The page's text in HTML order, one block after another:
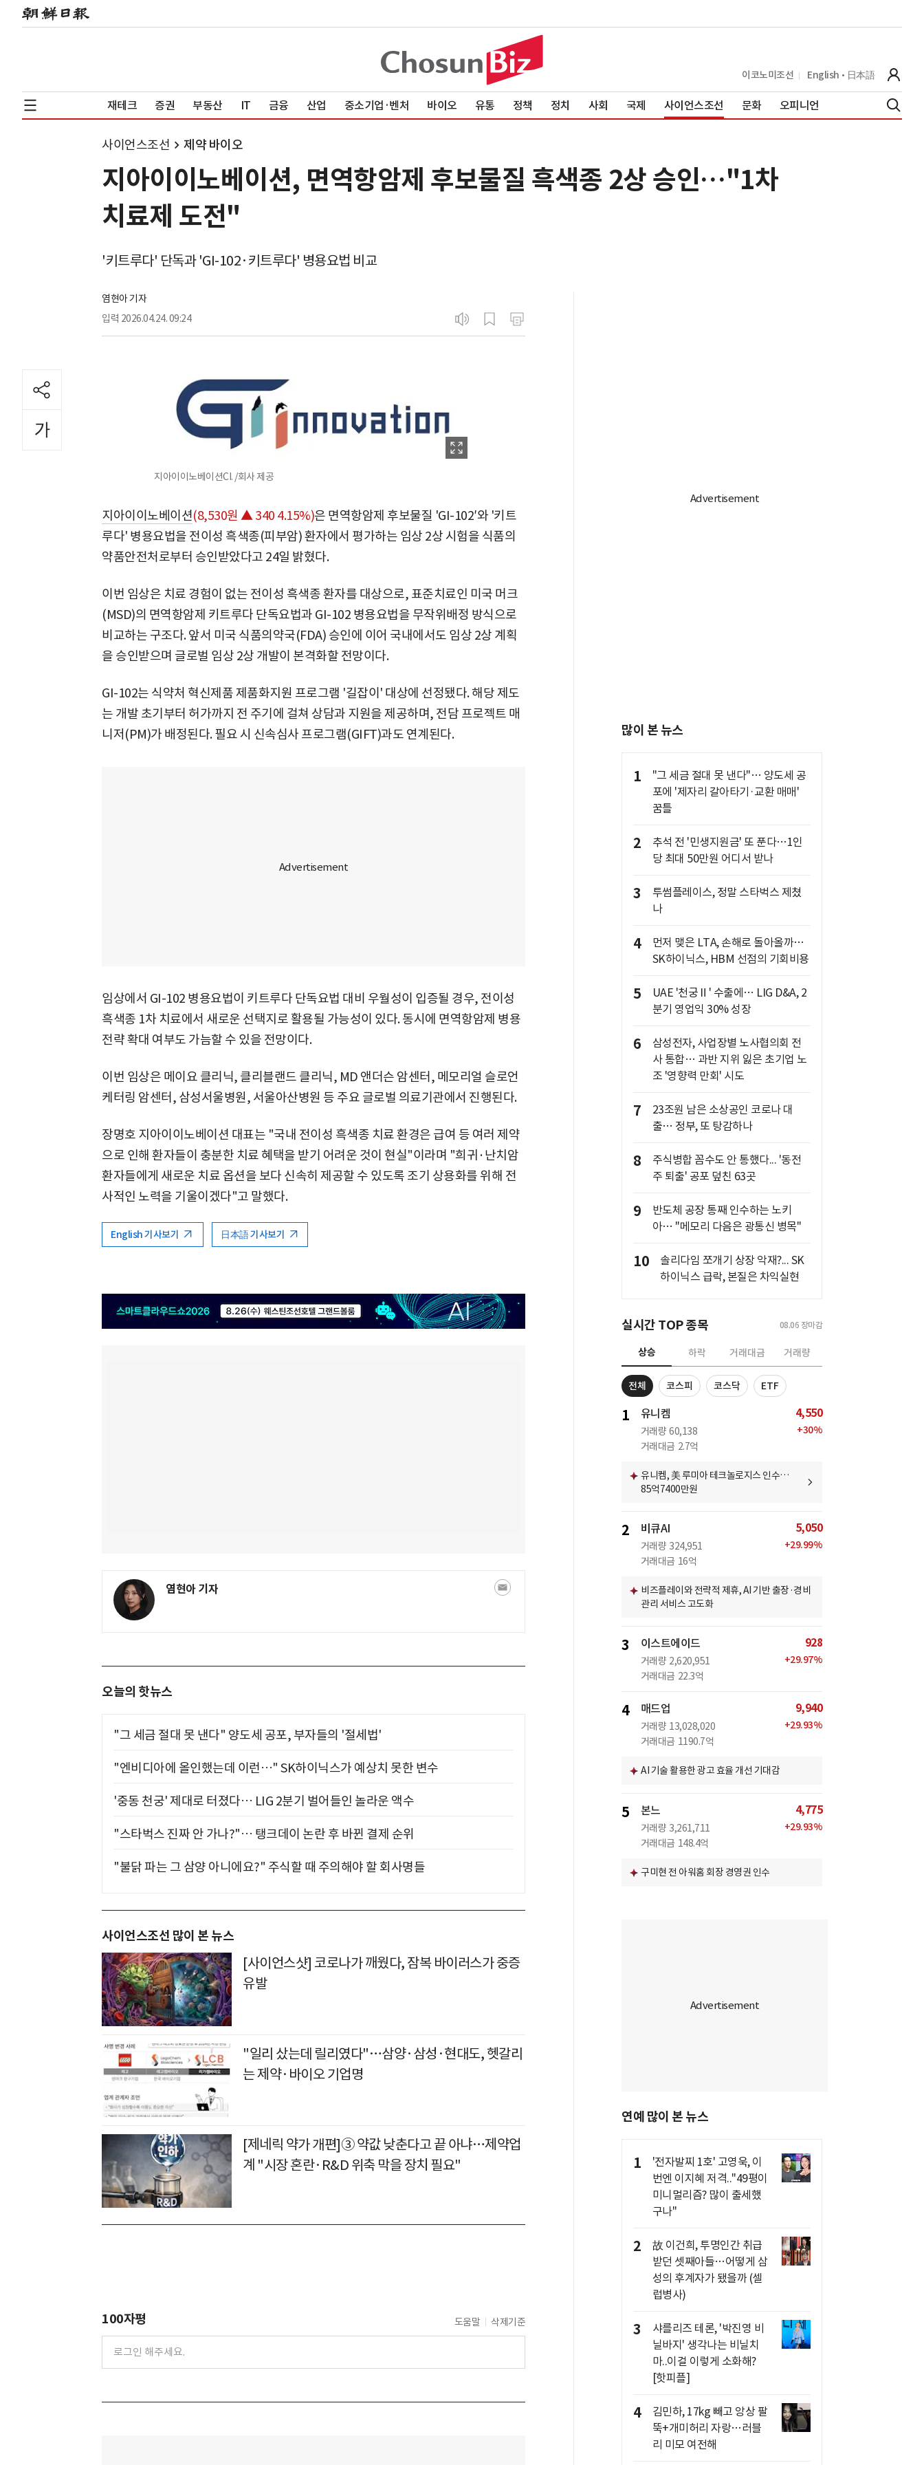
이코노미조선 English 日本語
재테크 증권 부동산 IT 금융 산업 중소기업·벤처 바이오 유통 정책 정치 사회 국제 사이언스조선 문화 오피니언
사이언스조선 제약 바이오
지아이이노베이션, 면역항암제 후보물질 흑색종 2상 승인…"1차
치료제 도전"
'키트루다' 단독과 'GI-102·키트루다' 병용요법 비교
염현아 기자
입력 2026.04.24. 09:24
지아이이노베이션CI. /회사 제공
지아이이노베이션(8,530원 ▲ 340 4.15%)은 면역항암제 후보물질 'GI-102′와 '키트
루다' 병용요법을 전이성 흑색종(피부암) 환자에서 평가하는 임상 2상 시험을 식품의
약품안전처로부터 승인받았다고 24일 밝혔다.
이번 임상은 치료 경험이 없는 전이성 흑색종 환자를 대상으로, 표준치료인 미국 머크
(MSD)의 면역항암제 키트루다 단독요법과 GI-102 병용요법을 무작위배정 방식으로
비교하는 구조다. 앞서 미국 식품의약국(FDA) 승인에 이어 국내에서도 임상 2상 계획
을 승인받으며 글로벌 임상 2상 개발이 본격화할 전망이다.
GI-102는 식약처 혁신제품 제품화지원 프로그램 '길잡이' 대상에 선정됐다. 해당 제도
는 개발 초기부터 허가까지 전 주기에 걸쳐 상담과 지원을 제공하며, 전담 프로젝트 매
니저(PM)가 배정된다. 필요 시 신속심사 프로그램(GIFT)과도 연계된다.
임상에서 GI-102 병용요법이 키트루다 단독요법 대비 우월성이 입증될 경우, 전이성
흑색종 1차 치료에서 새로운 선택지로 활용될 가능성이 있다. 동시에 면역항암제 병용
전략 확대 여부도 가늠할 수 있을 전망이다.
이번 임상은 메이요 클리닉, 클리블랜드 클리닉, MD 앤더슨 암센터, 메모리얼 슬로언
케터링 암센터, 삼성서울병원, 서울아산병원 등 주요 글로벌 의료기관에서 진행된다.
장명호 지아이이노베이션 대표는 "국내 전이성 흑색종 치료 환경은 급여 등 여러 제약
으로 인해 환자들이 충분한 치료 혜택을 받기 어려운 것이 현실"이라며 "희귀·난치암
환자들에게 새로운 치료 옵션을 보다 신속히 제공할 수 있도록 조기 상용화를 위해 전
사적인 노력을 기울이겠다"고 말했다.
English 기사보기 日本語 기사보기
염현아 기자
오늘의 핫뉴스
"그 세금 절대 못 낸다" 양도세 공포, 부자들의 '절세법'
"엔비디아에 올인했는데 이런…" SK하이닉스가 예상치 못한 변수
'중동 천궁' 제대로 터졌다… LIG 2분기 벌어들인 놀라운 액수
"스타벅스 진짜 안 가나?"… 탱크데이 논란 후 바뀐 결제 순위
"불닭 파는 그 삼양 아니에요?" 주식할 때 주의해야 할 회사명들
사이언스조선 많이 본 뉴스
[사이언스샷] 코로나가 깨웠다, 잠복 바이러스가 중증
유발
"일리 샀는데 릴리였다"…삼양·삼성·현대도, 헷갈리
는 제약·바이오 기업명
[제네릭 약가 개편]③ 약값 낮춘다고 끝 아냐…제약업
계 "시장 혼란·R&D 위축 막을 장치 필요"
100자평 도움말 삭제기준
많이 본 뉴스
1
"그 세금 절대 못 낸다"… 양도세 공
포에 '제자리 갈아타기·교환 매매'
꿈틀
2
추석 전 '민생지원금' 또 푼다…1인
당 최대 50만원 어디서 받나
3
투썸플레이스, 정말 스타벅스 제쳤
나
4
먼저 맺은 LTA, 손해로 돌아올까…
SK하이닉스, HBM 선점의 기회비용
5
UAE '천궁Ⅱ' 수출에… LIG D&A, 2
분기 영업익 30% 성장
6
삼성전자, 사업장별 노사협의회 전
사 통합… 과반 지위 잃은 초기업 노
조 '영향력 만회' 시도
7
23조원 남은 소상공인 코로나 대
출… 정부, 또 탕감하나
8
주식병합 꼼수도 안 통했다... '동전
주 퇴출' 공포 덮친 63곳
9
반도체 공장 통째 인수하는 노키
아… "메모리 다음은 광통신 병목"
10
솔리다임 쪼개기 상장 악재?... SK
하이닉스 급락, 본질은 차익실현
실시간 TOP 종목 08.06 장마감
상승 하락 거래대금 거래량
전체 코스피 코스닥 ETF
1 유니켐
거래량 60,138
거래대금 2.7억
4,550
+30%
유니켐, 美 루미아 테크놀로지스 인수…
85억7400만원
2 비큐AI
거래량 324,951
거래대금 16억
5,050
+29.99%
비즈플레이와 전략적 제휴, AI 기반 출장·경비
관리 서비스 고도화
3 이스트에이드
거래량 2,620,951
거래대금 22.3억
928
+29.97%
4 매드업
거래량 13,028,020
거래대금 1190.7억
9,940
+29.93%
AI 기술 활용한 광고 효율 개선 기대감
5 본느
거래량 3,261,711
거래대금 148.4억
4,775
+29.93%
구미현 전 아워홈 회장 경영권 인수
연예 많이 본 뉴스
1
'전자발찌 1호' 고영욱, 이
번엔 이지혜 저격.."49평이
미니멀리즘? 많이 출세했
구나"
2
故 이건희, 투명인간 취급
받던 셋째아들…어떻게 삼
성의 후계자가 됐을까 (셀
럽병사)
3
샤를리즈 테론, '박진영 비
닐바지' 생각나는 비닐치
마..이걸 이렇게 소화해?
[핫피플]
4
김민하, 17kg 빼고 앙상 팔
뚝+개미허리 자랑…러블
리 미모 여전해